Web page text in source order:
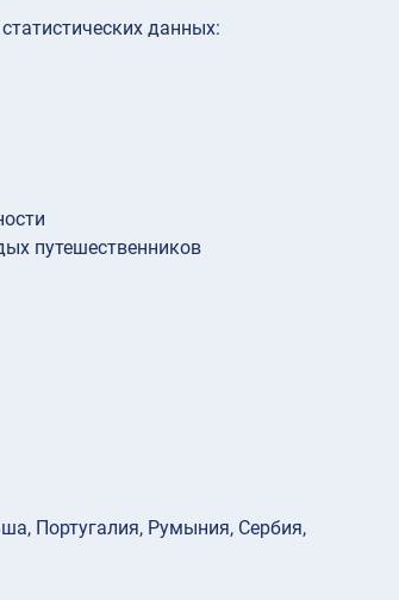
данных:
путешественников
Португалия, Румыния, Сербия,